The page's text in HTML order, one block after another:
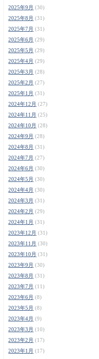
2025年9月 (30)
2025年8月 (31)
2025年7月 (31)
2025年6月 (29)
2025年5月 (29)
2025年4月 (29)
2025年3月 (28)
2025年2月 (27)
2025年1月 (31)
2024年12月 (27)
2024年11月 (25)
2024年10月 (28)
2024年9月 (28)
2024年8月 (31)
2024年7月 (27)
2024年6月 (30)
2024年5月 (30)
2024年4月 (30)
2024年3月 (31)
2024年2月 (29)
2024年1月 (31)
2023年12月 (31)
2023年11月 (30)
2023年10月 (31)
2023年9月 (30)
2023年8月 (31)
2023年7月 (11)
2023年6月 (8)
2023年5月 (8)
2023年4月 (9)
2023年3月 (10)
2023年2月 (17)
2023年1月 (17)